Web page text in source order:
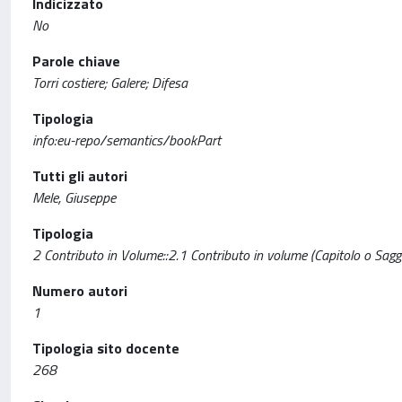
No
Parole chiave
Torri costiere; Galere; Difesa
Tipologia
info:eu-repo/semantics/bookPart
Tutti gli autori
Mele, Giuseppe
Tipologia
2 Contributo in Volume::2.1 Contributo in volume (Capitolo o
Numero autori
1
Tipologia sito docente
268